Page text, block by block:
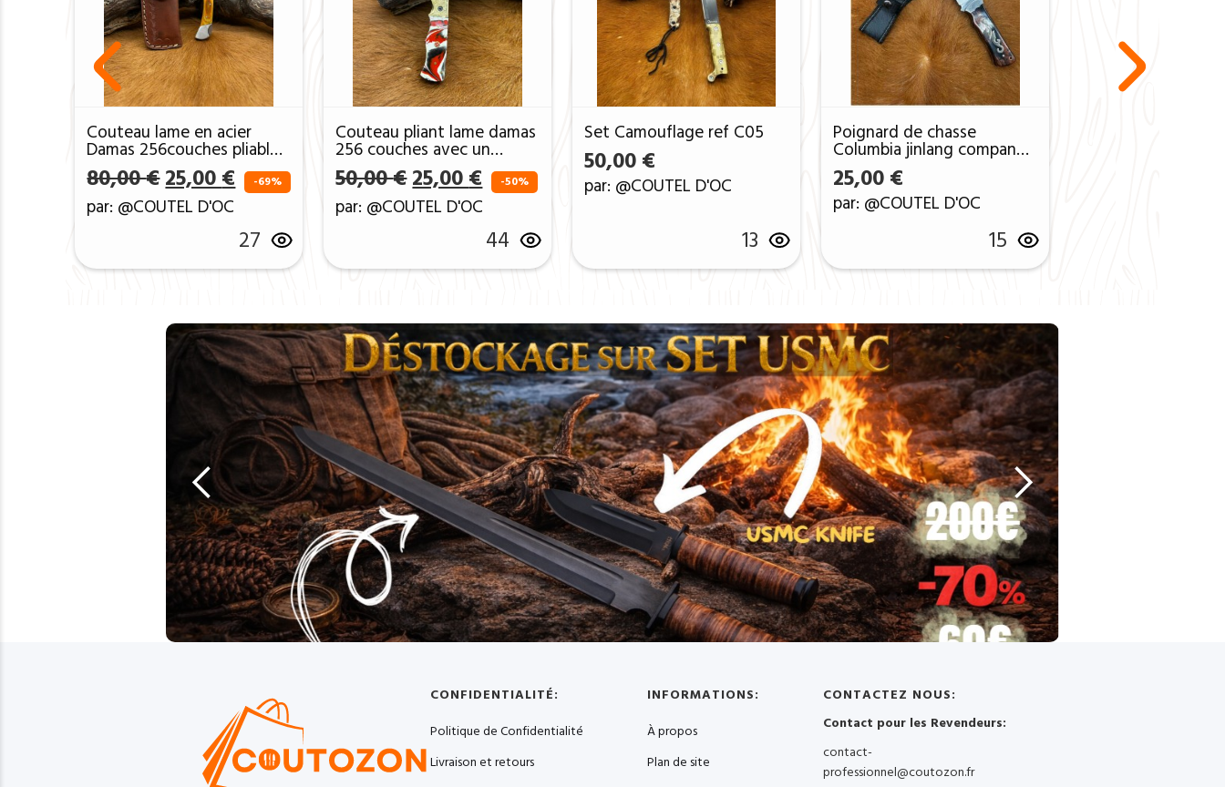
Couteau lame en acier
Damas 256couches pliable
cp32
80,00€Le prix initial était : 80,00 €.
25,00€ Le prix actuel est : 25,00 €.
-69%
par: @COUTEL D'OC
27
Couteau pliant lame damas
256 couches avec un
manche en micarta piece
unique ref v5
50,00€Le prix initial était : 50,00 €.
25,00€ Le prix actuel est : 25,00 €.
-50%
par: @COUTEL D'OC
44
Set Camouflage ref C05
50,00 €
par: @COUTEL D'OC
13
Poignard de chasse
Columbia jinlang company
manche Bois lame super
tranchante_p30
25,00 €
par: @COUTEL D'OC
15
CONFIDENTIALITÉ:
Politique de Confidentialité
Livraison et retours
INFORMATIONS:
À propos
Plan de site
CONTACTEZ NOUS:
Contact pour les Revendeurs:
contact-
professionnel@coutozon.fr